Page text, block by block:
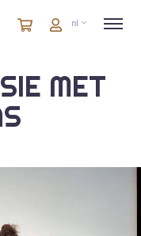
Winkelmandje
artikelen
Account
nl
MET